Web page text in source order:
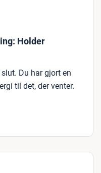
Holder
Du har gjort en
til det, der venter.